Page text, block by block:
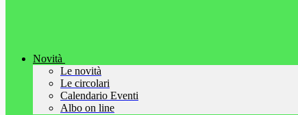
Novità
Le novità
Le circolari
Calendario Eventi
Albo on line